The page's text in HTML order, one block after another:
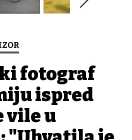
fotograf
ispred
vile u